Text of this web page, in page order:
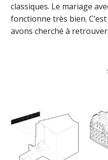
classiques. Le mariage
fonctionne très bien.
avons cherché à retrouver.